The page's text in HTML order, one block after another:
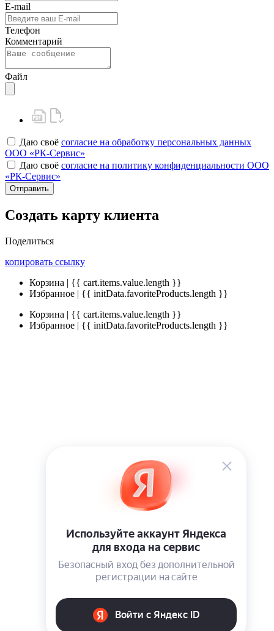
E-mail
Телефон
Комментарий
Файл
Даю своё согласие на обработку персональных данных
ООО «РК-Сервис»
Даю своё согласие на политику конфиденциальности ООО
«РК-Сервис»
Отправить
Создать карту клиента
Поделиться
копировать ссылку
Корзина | {{ cart.items.value.length }}
Избранное | {{ initData.favoriteProducts.length }}
Корзина | {{ cart.items.value.length }}
Избранное | {{ initData.favoriteProducts.length }}